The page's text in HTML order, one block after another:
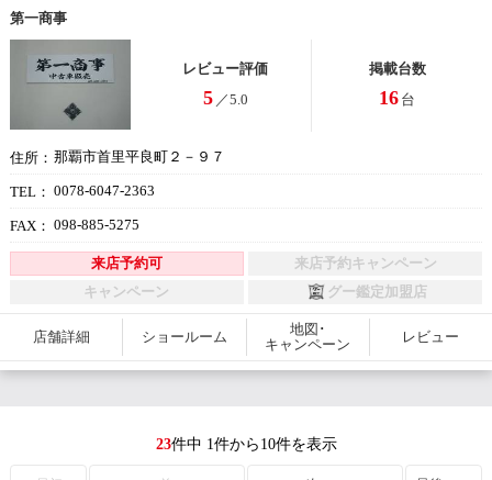
第一商事
住所： 那覇市首里平良町２－９７
TEL： 0078-6047-2363
FAX： 098-885-5275
レビュー評価
5 ／5.0
掲載台数
16 台
来店予約可
来店予約キャンペーン
キャンペーン
グー鑑定加盟店
店舗詳細 ショールーム
地図･
キャンペーン
レビュー
23件中 1件から10件を表示